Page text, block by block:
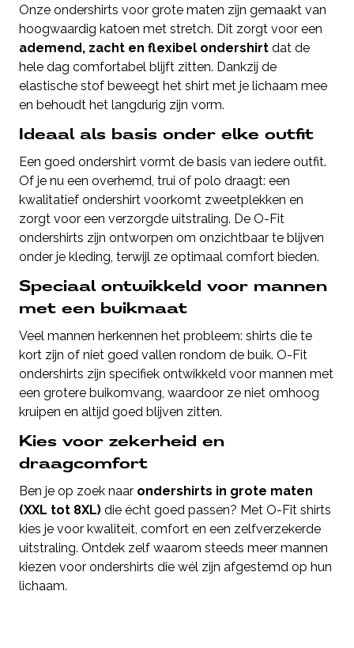
Onze ondershirts voor grote maten zijn gemaakt van
hoogwaardig katoen met stretch. Dit zorgt voor een
ademend, zacht en flexibel ondershirt dat de
hele dag comfortabel blijft zitten. Dankzij de
elastische stof beweegt het shirt met je lichaam mee
en behoudt het langdurig zijn vorm.
Ideaal als basis onder elke outfit
Een goed ondershirt vormt de basis van iedere outfit.
Of je nu een overhemd, trui of polo draagt: een
kwalitatief ondershirt voorkomt zweetplekken en
zorgt voor een verzorgde uitstraling. De O-Fit
ondershirts zijn ontworpen om onzichtbaar te blijven
onder je kleding, terwijl ze optimaal comfort bieden.
Speciaal ontwikkeld voor mannen
met een buikmaat
Veel mannen herkennen het probleem: shirts die te
kort zijn of niet goed vallen rondom de buik. O-Fit
ondershirts zijn specifiek ontwikkeld voor mannen met
een grotere buikomvang, waardoor ze niet omhoog
kruipen en altijd goed blijven zitten.
Kies voor zekerheid en
draagcomfort
Ben je op zoek naar ondershirts in grote maten
(XXL tot 8XL) die écht goed passen? Met O-Fit shirts
kies je voor kwaliteit, comfort en een zelfverzekerde
uitstraling. Ontdek zelf waarom steeds meer mannen
kiezen voor ondershirts die wél zijn afgestemd op hun
lichaam.